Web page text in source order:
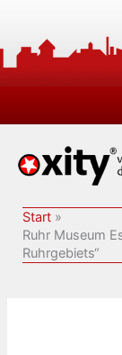
springen
Start
Ruhr Museum
Ruhrgebiets“